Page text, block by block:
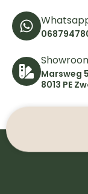
Marsweg
8013 PE